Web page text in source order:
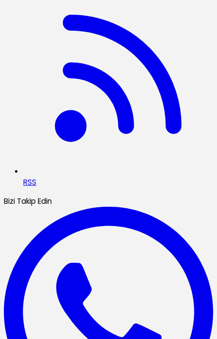
RSS
Bizi Takip Edin